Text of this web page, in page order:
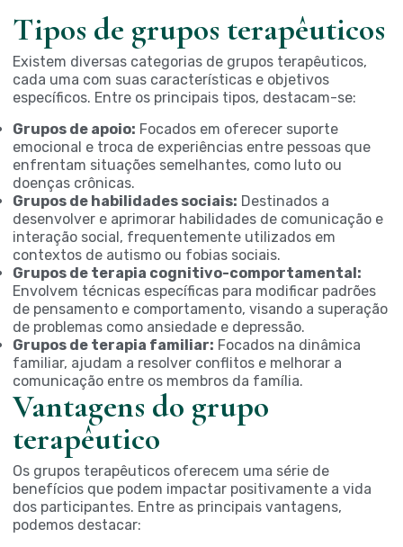
Tipos de grupos terapêuticos
Existem diversas categorias de grupos terapêuticos,
cada uma com suas características e objetivos
específicos. Entre os principais tipos, destacam-se:
Grupos de apoio: Focados em oferecer suporte
emocional e troca de experiências entre pessoas que
enfrentam situações semelhantes, como luto ou
doenças crônicas.
Grupos de habilidades sociais: Destinados a
desenvolver e aprimorar habilidades de comunicação e
interação social, frequentemente utilizados em
contextos de autismo ou fobias sociais.
Grupos de terapia cognitivo-comportamental:
Envolvem técnicas específicas para modificar padrões
de pensamento e comportamento, visando a superação
de problemas como ansiedade e depressão.
Grupos de terapia familiar: Focados na dinâmica
familiar, ajudam a resolver conflitos e melhorar a
comunicação entre os membros da família.
Vantagens do grupo
terapêutico
Os grupos terapêuticos oferecem uma série de
benefícios que podem impactar positivamente a vida
dos participantes. Entre as principais vantagens,
podemos destacar: